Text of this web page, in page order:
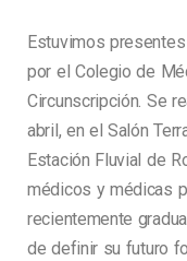
Estuvimos
por el Colegio de
Circunscripción. Se
abril, en el Salón
Estación Fluvial de
médicos y médicas
recientemente
de definir su futuro